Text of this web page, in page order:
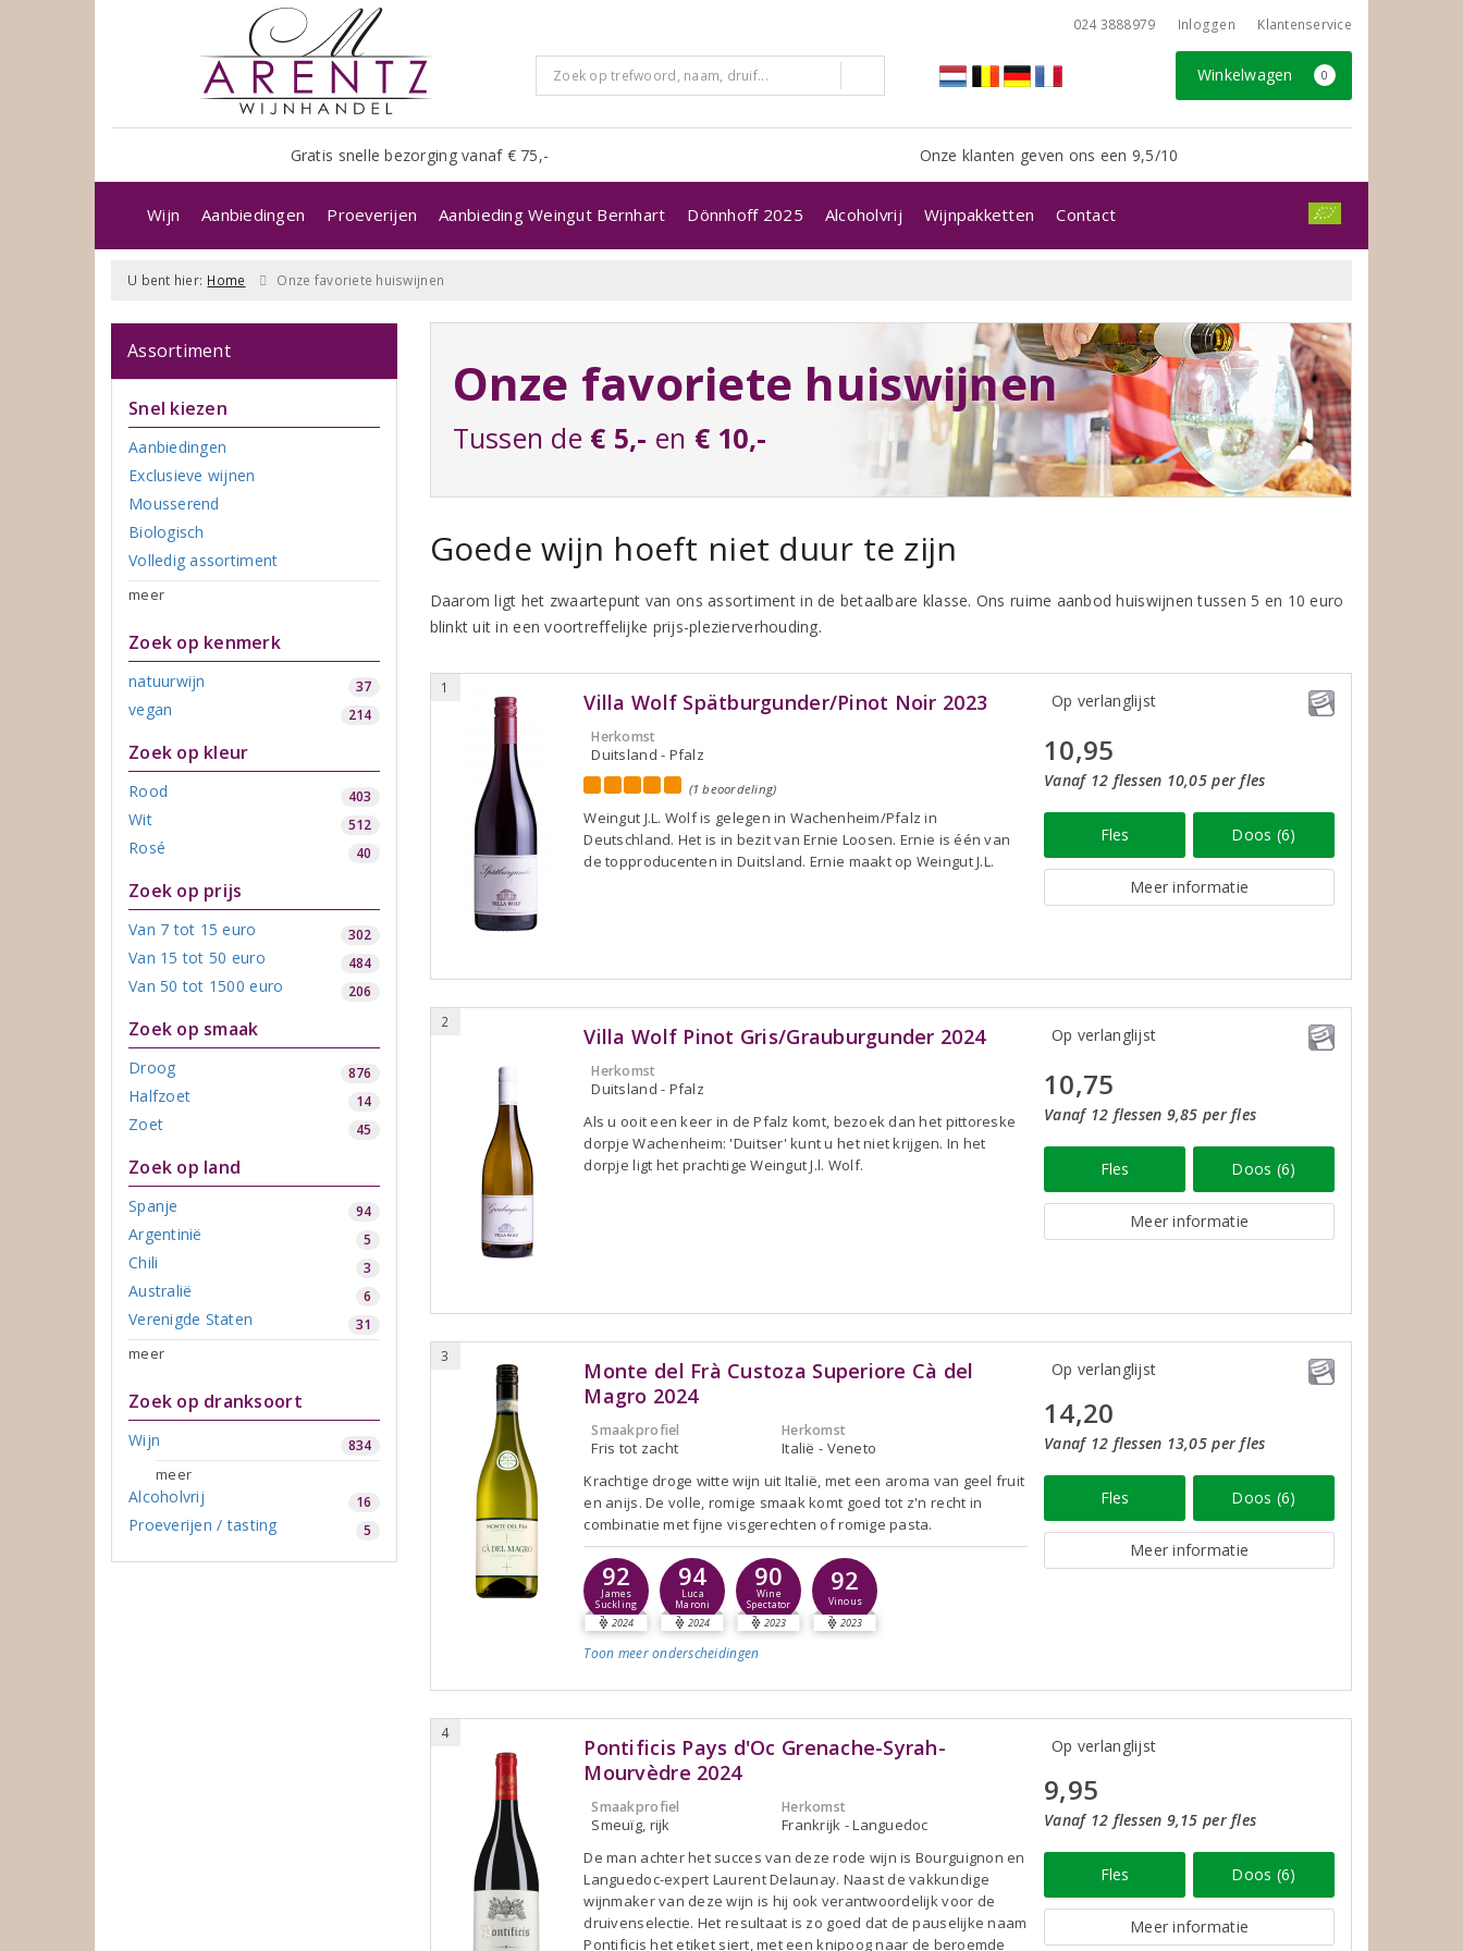
024 3888979 Inloggen Klantenservice
Winkelwagen 0
Gratis snelle bezorging vanaf € 75,- Onze klanten geven ons een 9,5/10
Wijn Aanbiedingen Proeverijen Aanbieding Weingut Bernhart Dönnhoff 2025 Alcoholvrij Wijnpakketten Contact
U bent hier: Home Onze favoriete huiswijnen
Assortiment
Snel kiezen
Aanbiedingen
Exclusieve wijnen
Mousserend
Biologisch
Volledig assortiment
meer
Zoek op kenmerk
natuurwijn 37
vegan 214
Zoek op kleur
Rood 403
Wit 512
Rosé 40
Zoek op prijs
Van 7 tot 15 euro 302
Van 15 tot 50 euro 484
Van 50 tot 1500 euro 206
Zoek op smaak
Droog 876
Halfzoet 14
Zoet 45
Zoek op land
Spanje 94
Argentinië 5
Chili 3
Australië 6
Verenigde Staten 31
meer
Zoek op dranksoort
Wijn 834
meer
Alcoholvrij 16
Proeverijen / tasting 5
Onze favoriete huiswijnen
Tussen de € 5,- en € 10,-
Goede wijn hoeft niet duur te zijn
Daarom ligt het zwaartepunt van ons assortiment in de betaalbare klasse. Ons ruime aanbod huiswijnen tussen 5 en 10 euro
blinkt uit in een voortreffelijke prijs-plezierverhouding.
1
Villa Wolf Spätburgunder/Pinot Noir 2023
Herkomst
Duitsland - Pfalz
(1 beoordeling)
Weingut J.L. Wolf is gelegen in Wachenheim/Pfalz in
Deutschland. Het is in bezit van Ernie Loosen. Ernie is één van
de topproducenten in Duitsland. Ernie maakt op Weingut J.L.
Op verlanglijst
10,95
Vanaf 12 flessen 10,05 per fles
Fles Doos (6)
Meer informatie
2
Villa Wolf Pinot Gris/Grauburgunder 2024
Herkomst
Duitsland - Pfalz
Als u ooit een keer in de Pfalz komt, bezoek dan het pittoreske
dorpje Wachenheim: 'Duitser' kunt u het niet krijgen. In het
dorpje ligt het prachtige Weingut J.l. Wolf.
Op verlanglijst
10,75
Vanaf 12 flessen 9,85 per fles
Fles Doos (6)
Meer informatie
3
Monte del Frà Custoza Superiore Cà del
Magro 2024
Smaakprofiel
Fris tot zacht
Herkomst
Italië - Veneto
Krachtige droge witte wijn uit Italië, met een aroma van geel fruit
en anijs. De volle, romige smaak komt goed tot z'n recht in
combinatie met fijne visgerechten of romige pasta.
92
James
Suckling
2024
94
Luca
Maroni
2024
90
Wine
Spectator
2023
92
Vinous
2023
Toon meeronderscheidingen
Op verlanglijst
14,20
Vanaf 12 flessen 13,05 per fles
Fles Doos (6)
Meer informatie
4
Pontificis Pays d'Oc Grenache-Syrah-
Mourvèdre 2024
Smaakprofiel
Smeuïg, rijk
Herkomst
Frankrijk - Languedoc
De man achter het succes van deze rode wijn is Bourguignon en
Languedoc-expert Laurent Delaunay. Naast de vakkundige
wijnmaker van deze wijn is hij ook verantwoordelijk voor de
druivenselectie. Het resultaat is zo goed dat de pauselijke naam
Pontificis het etiket siert, met een knipoog naar de beroemde
Op verlanglijst
9,95
Vanaf 12 flessen 9,15 per fles
Fles Doos (6)
Meer informatie